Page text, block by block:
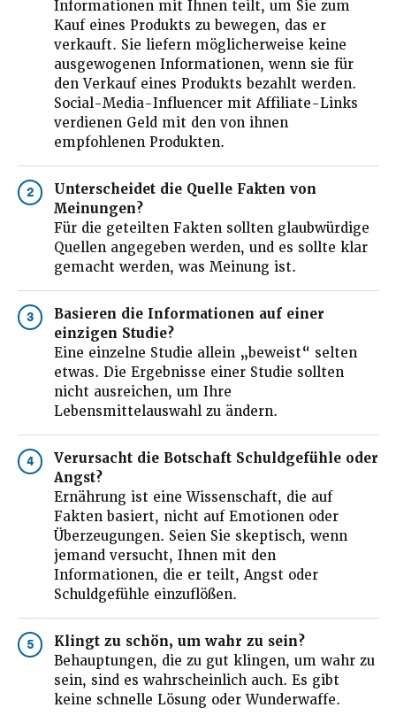
Informationen mit Ihnen teilt, um Sie zum
Kauf eines Produkts zu bewegen, das er
verkauft. Sie liefern möglicherweise keine
ausgewogenen Informationen, wenn sie für
den Verkauf eines Produkts bezahlt werden.
Social-Media-Influencer mit Affiliate-Links
verdienen Geld mit den von ihnen
empfohlenen Produkten.
2
Unterscheidet die Quelle Fakten von
Meinungen?
Für die geteilten Fakten sollten glaubwürdige
Quellen angegeben werden, und es sollte klar
gemacht werden, was Meinung ist.
3
Basieren die Informationen auf einer
einzigen Studie?
Eine einzelne Studie allein „beweist“ selten
etwas. Die Ergebnisse einer Studie sollten
nicht ausreichen, um Ihre
Lebensmittelauswahl zu ändern.
4
Verursacht die Botschaft Schuldgefühle oder
Angst?
Ernährung ist eine Wissenschaft, die auf
Fakten basiert, nicht auf Emotionen oder
Überzeugungen. Seien Sie skeptisch, wenn
jemand versucht, Ihnen mit den
Informationen, die er teilt, Angst oder
Schuldgefühle einzuflößen.
5
Klingt zu schön, um wahr zu sein?
Behauptungen, die zu gut klingen, um wahr zu
sein, sind es wahrscheinlich auch. Es gibt
keine schnelle Lösung oder Wunderwaffe.